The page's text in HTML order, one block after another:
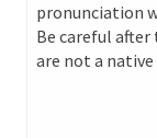
pronunciation
Be careful
are not a native